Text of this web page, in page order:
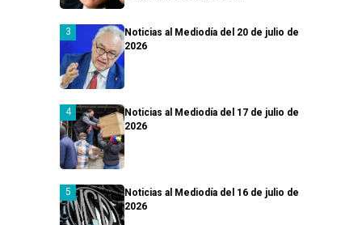
Noticias al Mediodía del 20 de julio de
2026
Noticias al Mediodía del 17 de julio de
2026
Noticias al Mediodía del 16 de julio de
2026